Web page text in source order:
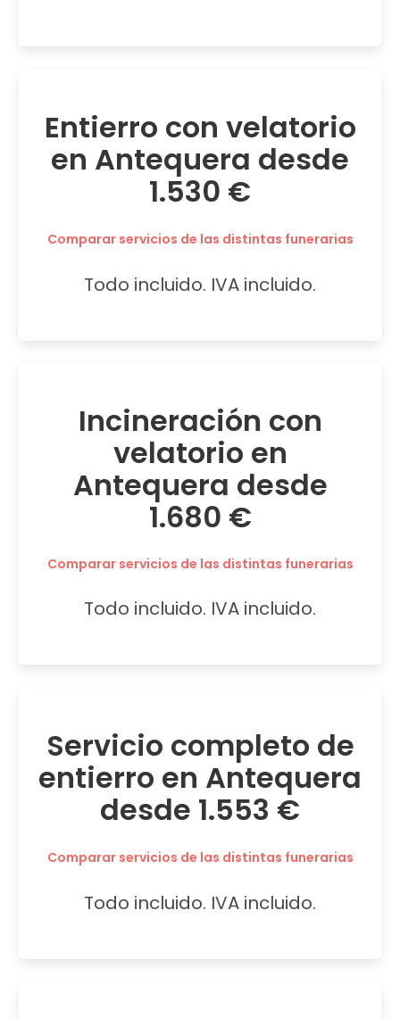
Entierro con velatorio
en Antequera desde
1.530 €
Comparar servicios de las distintas funerarias
Todo incluido. IVA incluido.
Incineración con
velatorio en
Antequera desde
1.680 €
Comparar servicios de las distintas funerarias
Todo incluido. IVA incluido.
Servicio completo de
entierro en Antequera
desde 1.553 €
Comparar servicios de las distintas funerarias
Todo incluido. IVA incluido.